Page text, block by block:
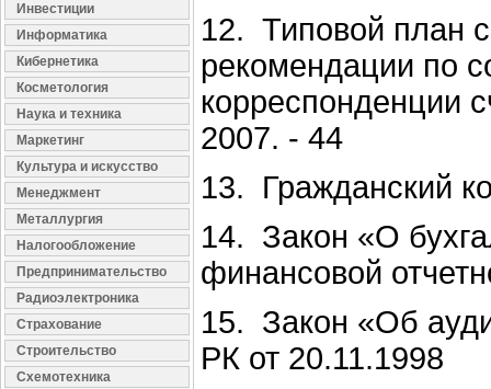
Инвестиции
Информатика
Кибернетика
Косметология
Наука и техника
Маркетинг
Культура и искусство
Менеджмент
Металлургия
Налогообложение
Предпринимательство
Радиоэлектроника
Страхование
Строительство
Схемотехника
12. Типовой план
рекомендации по
корреспонденции
2007. - 44
13. Гражданский
14. Закон «О
финансовой
15. Закон «Об
РК от 20.11.1998